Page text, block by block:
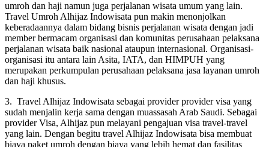
umroh dan haji namun juga perjalanan wisata umum yang lain.
Travel Umroh Alhijaz Indowisata pun makin menonjolkan
keberadaannya dalam bidang bisnis perjalanan wisata dengan jadi
member bermacam organisasi dan komunitas perusahaan pelaksana
perjalanan wisata baik nasional ataupun internasional. Organisasi-
organisasi itu antara lain Asita, IATA, dan HIMPUH yang
merupakan perkumpulan perusahaan pelaksana jasa layanan umroh
dan haji khusus.
3. Travel Alhijaz Indowisata sebagai provider provider visa yang
sudah menjalin kerja sama dengan muassasah Arab Saudi. Sebagai
provider Visa, Alhijaz pun melayani pengajuan visa travel-travel
yang lain. Dengan begitu travel Alhijaz Indowisata bisa membuat
biaya paket umroh dengan biaya yang lebih hemat dan fasilitas